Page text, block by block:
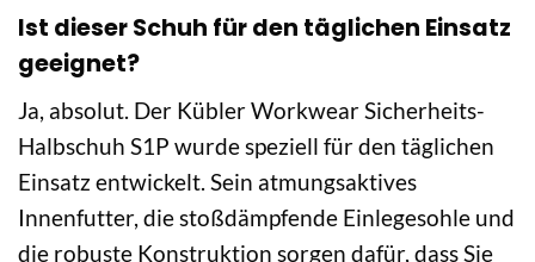
Ist dieser Schuh für den täglichen Einsatz
geeignet?
Ja, absolut. Der Kübler Workwear Sicherheits-
Halbschuh S1P wurde speziell für den täglichen
Einsatz entwickelt. Sein atmungsaktives
Innenfutter, die stoßdämpfende Einlegesohle und
die robuste Konstruktion sorgen dafür, dass Sie